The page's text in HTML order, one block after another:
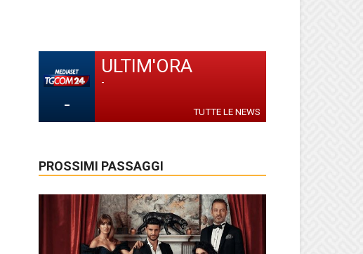
-
ULTIM'ORA
-
TUTTE LE NEWS
PROSSIMI PASSAGGI